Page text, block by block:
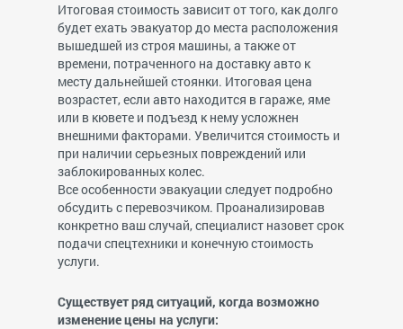
Итоговая стоимость зависит от того, как долго
будет ехать эвакуатор до места расположения
вышедшей из строя машины, а также от
времени, потраченного на доставку авто к
месту дальнейшей стоянки. Итоговая цена
возрастет, если авто находится в гараже, яме
или в кювете и подъезд к нему усложнен
внешними факторами. Увеличится стоимость и
при наличии серьезных повреждений или
заблокированных колес.
Все особенности эвакуации следует подробно
обсудить с перевозчиком. Проанализировав
конкретно ваш случай, специалист назовет срок
подачи спецтехники и конечную стоимость
услуги.
Существует ряд ситуаций, когда возможно
изменение цены на услуги: